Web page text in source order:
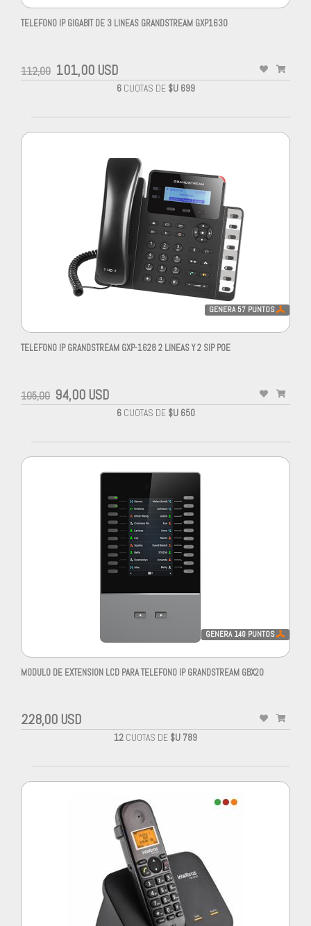
TELEFONO IP GIGABIT DE 3 LINEAS GRANDSTREAM GXP1630
112,00 101,00 USD
6CUOTAS DE $U 699
GENERA57 PUNTOS
TELEFONO IP GRANDSTREAM GXP-1628 2 LINEAS Y 2 SIP POE
105,00 94,00 USD
6CUOTAS DE $U 650
GENERA 140 PUNTOS
MODULO DE EXTENSION LCD PARA TELEFONO IP GRANDSTREAM GBX20
228,00 USD
12 CUOTAS DE $U 789